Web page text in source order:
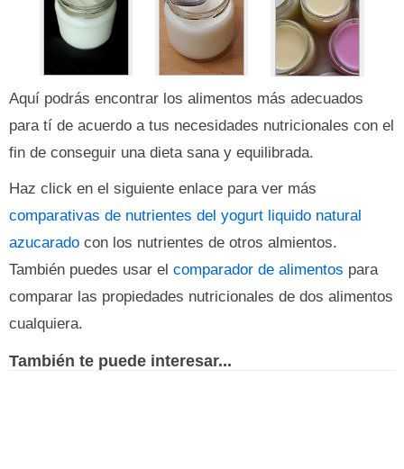
Aquí podrás encontrar los alimentos más adecuados
para tí de acuerdo a tus necesidades nutricionales con el
fin de conseguir una dieta sana y equilibrada.
Haz click en el siguiente enlace para ver más
comparativas de nutrientes del yogurt liquido natural
azucarado con los nutrientes de otros almientos.
También puedes usar el comparador de alimentos para
comparar las propiedades nutricionales de dos alimentos
cualquiera.
También te puede interesar...